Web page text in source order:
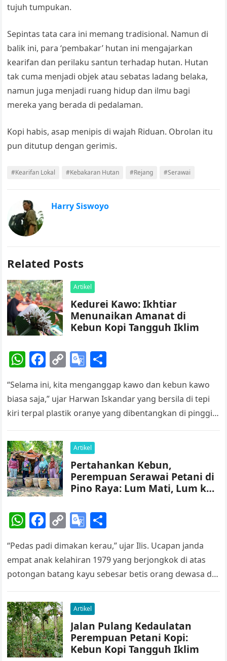
tujuh tumpukan.
Sepintas tata cara ini memang tradisional. Namun di
balik ini, para ‘pembakar’ hutan ini mengajarkan
kearifan dan perilaku santun terhadap hutan. Hutan
tak cuma menjadi objek atau sebatas ladang belaka,
namun juga menjadi ruang hidup dan ilmu bagi
mereka yang berada di pedalaman.
Kopi habis, asap menipis di wajah Riduan. Obrolan itu
pun ditutup dengan gerimis.
#Kearifan Lokal #Kebakaran Hutan #Rejang #Serawai
Harry Siswoyo
Related Posts
Artikel
Kedurei Kawo: Ikhtiar
Menunaikan Amanat di
Kebun Kopi Tangguh Iklim
W
at
s
A
p
p
F
c
e
b
o
o
k
C
p
y
n
k
G
o
gl
e
Tr
a
n
sl
e
ar
e
“Selama ini, kita menganggap kawo dan kebun kawo
biasa saja,” ujar Harwan Iskandar yang bersila di tepi
kiri terpal plastik oranye yang dibentangkan di pinggir
Artikel
Pertahankan Kebun,
Perempuan Serawai Petani di
Pino Raya: Lum Mati, Lum ke
W
at
s
A
p
p
F
c
e
o
o
k
C
p
y
Li
n
k
G
o
gl
e
Tr
a
n
sl
ar
e
“Pedas padi dimakan kerau,” ujar Ilis. Ucapan janda
empat anak kelahiran 1979 yang berjongkok di atas
potongan batang kayu sebesar betis orang dewasa di
Artikel
Jalan Pulang Kedaulatan
Perempuan Petani Kopi:
Kebun Kopi Tangguh Iklim